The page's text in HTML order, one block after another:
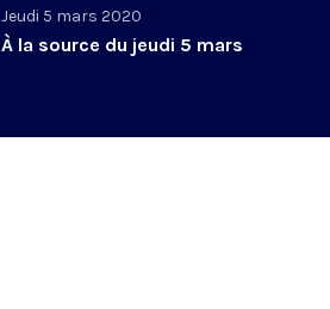
Jeudi 5 mars 2020
À la source du jeudi 5 mars